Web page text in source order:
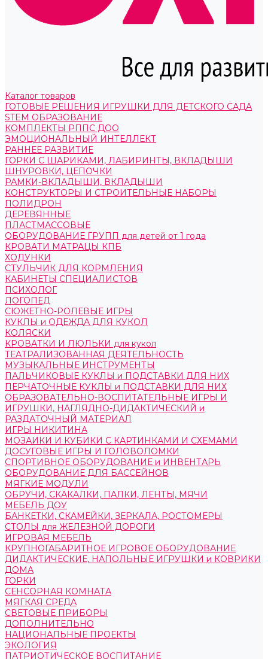
Каталог товаров
ГОТОВЫЕ РЕШЕНИЯ ИГРУШКИ ДЛЯ ДЕТСКОГО САДА
STEM ОБРАЗОВАНИЕ
КОМПЛЕКТЫ РППС ДОО
ЭМОЦИОНАЛЬНЫЙ ИНТЕЛЛЕКТ
РАННЕЕ РАЗВИТИЕ
ГОРКИ С ШАРИКАМИ, ЛАБИРИНТЫ, ВКЛАДЫШИ
ШНУРОВКИ, ЦЕПОЧКИ
РАМКИ-ВКЛАДЫШИ, ВКЛАДЫШИ
КОНСТРУКТОРЫ И СТРОИТЕЛЬНЫЕ НАБОРЫ
ПОЛИДРОН
ДЕРЕВЯННЫЕ
ПЛАСТМАССОВЫЕ
ОБОРУДОВАНИЕ ГРУПП для детей от 1 года
КРОВАТИ МАТРАЦЫ КПБ
ХОДУНКИ
СТУЛЬЧИК ДЛЯ КОРМЛЕНИЯ
КАБИНЕТЫ СПЕЦИАЛИСТОВ
ПСИХОЛОГ
ЛОГОПЕД
СЮЖЕТНО-РОЛЕВЫЕ ИГРЫ
КУКЛЫ и ОДЕЖДА ДЛЯ КУКОЛ
КОЛЯСКИ
КРОВАТКИ И ЛЮЛЬКИ для кукол
ТЕАТРАЛИЗОВАННАЯ ДЕЯТЕЛЬНОСТЬ
МУЗЫКАЛЬНЫЕ ИНСТРУМЕНТЫ
ПАЛЬЧИКОВЫЕ КУКЛЫ и ПОДСТАВКИ ДЛЯ НИХ
ПЕРЧАТОЧНЫЕ КУКЛЫ и ПОДСТАВКИ ДЛЯ НИХ
ОБРАЗОВАТЕЛЬНО-ВОСПИТАТЕЛЬНЫЕ ИГРЫ И
ИГРУШКИ, НАГЛЯДНО-ДИДАКТИЧЕСКИЙ и
РАЗДАТОЧНЫЙ МАТЕРИАЛ
ИГРЫ НИКИТИНА
МОЗАИКИ И КУБИКИ С КАРТИНКАМИ И СХЕМАМИ
ДОСУГОВЫЕ ИГРЫ И ГОЛОВОЛОМКИ
СПОРТИВНОЕ ОБОРУДОВАНИЕ и ИНВЕНТАРЬ
ОБОРУДОВАНИЕ ДЛЯ БАССЕЙНОВ
МЯГКИЕ МОДУЛИ
ОБРУЧИ, СКАКАЛКИ, ПАЛКИ, ЛЕНТЫ, МЯЧИ
МЕБЕЛЬ ДОУ
БАНКЕТКИ, СКАМЕЙКИ, ЗЕРКАЛА, РОСТОМЕРЫ
СТОЛЫ для ЖЕЛЕЗНОЙ ДОРОГИ
ИГРОВАЯ МЕБЕЛЬ
КРУПНОГАБАРИТНОЕ ИГРОВОЕ ОБОРУДОВАНИЕ
ДИДАКТИЧЕСКИЕ, НАПОЛЬНЫЕ ИГРУШКИ и КОВРИКИ
ДОМА
ГОРКИ
СЕНСОРНАЯ КОМНАТА
МЯГКАЯ СРЕДА
СВЕТОВЫЕ ПРИБОРЫ
ДОПОЛНИТЕЛЬНО
НАЦИОНАЛЬНЫЕ ПРОЕКТЫ
ЭКОЛОГИЯ
ПАТРИОТИЧЕСКОЕ ВОСПИТАНИЕ